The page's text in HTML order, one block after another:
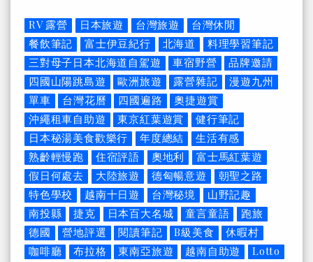
RV 露營 日本旅遊 台灣旅遊
台灣休閒
餐飲筆記
富士伊豆紀行 北海道
料理學習筆記
三對母子日本北海道自駕遊
車宿野營
品牌邀請
四國山陽跳島遊
歐洲旅遊 露營雜記
漫遊九州
單車
台灣花曆 四國遍路
奧捷遊賞
沖繩租車自助遊
東京紅葉遊賞
健行筆記
日本秘湯美食歡樂行
年度總結
生活有感
熟齡輕慢跑
住宿評語 奧地利
富士馬紅葉遊
假日何處去
大陸旅遊 德匈暢意遊
朝聖之路
特色學校
越南十日遊 台灣秘境
山野記趣
南投縣
捷克 日本百大名城 童言童語
跑旅
德國
營地評選 閱讀筆記 B級美食
休暇村
咖啡廳
布拉格 東南亞旅遊 越南自助遊
Lotto